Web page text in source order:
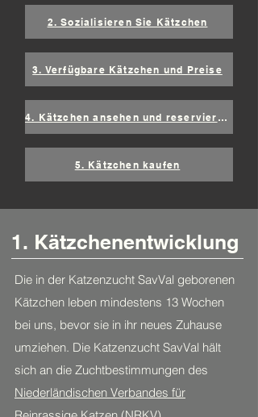
2. Sozialisieren Sie Kätzchen
3. Verfügbare Kätzchen und Preise
4. Kätzchen ansehen und reservieren
5. Kätzchen kaufen
1. Kätzchenentwicklung
Die in der Katzenzucht SavVal geborenen
Kätzchen leben mindestens 13 Wochen
bei uns, bevor sie in ihr neues Zuhause
umziehen. Die Katzenzucht SavVal hält
sich an die Zuchtbestimmungen des
Niederländischen Verbandes für